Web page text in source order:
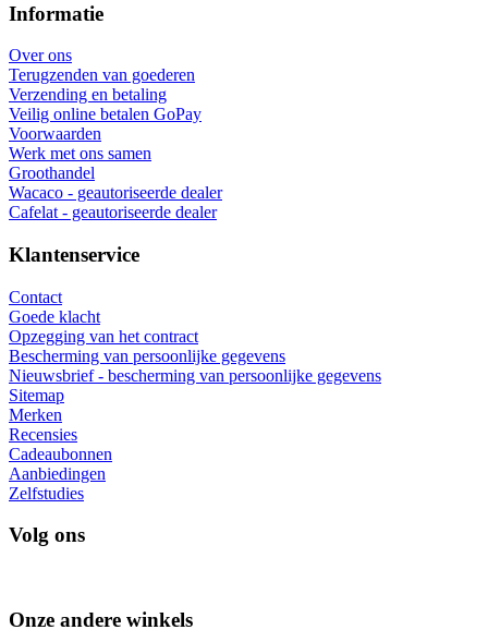
Informatie
Over ons
Terugzenden van goederen
Verzending en betaling
Veilig online betalen GoPay
Voorwaarden
Werk met ons samen
Groothandel
Wacaco - geautoriseerde dealer
Cafelat - geautoriseerde dealer
Klantenservice
Contact
Goede klacht
Opzegging van het contract
Bescherming van persoonlijke gegevens
Nieuwsbrief - bescherming van persoonlijke gegevens
Sitemap
Merken
Recensies
Cadeaubonnen
Aanbiedingen
Zelfstudies
Volg ons
Onze andere winkels